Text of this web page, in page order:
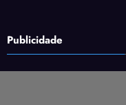
Publicidade